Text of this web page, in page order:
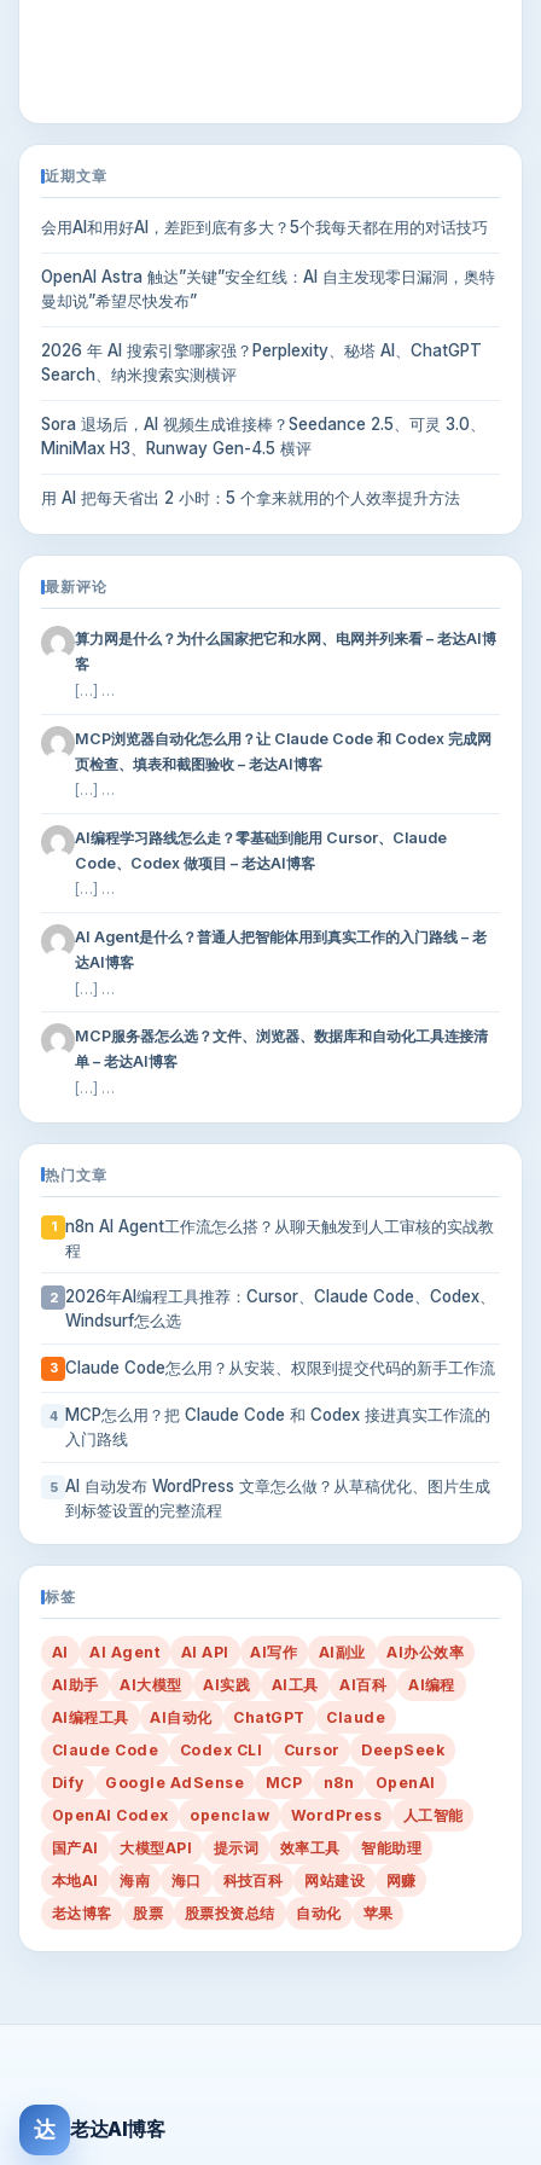
近期文章
会用AI和用好AI，差距到底有多大？5个我每天都在用的对话技巧
OpenAI Astra 触达”关键”安全红线：AI 自主发现零日漏洞，奥特
曼却说”希望尽快发布”
2026 年 AI 搜索引擎哪家强？Perplexity、秘塔 AI、ChatGPT
Search、纳米搜索实测横评
Sora 退场后，AI 视频生成谁接棒？Seedance 2.5、可灵 3.0、
MiniMax H3、Runway Gen-4.5 横评
用 AI 把每天省出 2 小时：5 个拿来就用的个人效率提升方法
最新评论
算力网是什么？为什么国家把它和水网、电网并列来看 – 老达AI博
客
[…] …
MCP浏览器自动化怎么用？让 Claude Code 和 Codex 完成网
页检查、填表和截图验收 – 老达AI博客
[…] …
AI编程学习路线怎么走？零基础到能用 Cursor、Claude
Code、Codex 做项目 – 老达AI博客
[…] …
AI Agent是什么？普通人把智能体用到真实工作的入门路线 – 老
达AI博客
[…] …
MCP服务器怎么选？文件、浏览器、数据库和自动化工具连接清
单 – 老达AI博客
[…] …
热门文章
1
n8n AI Agent工作流怎么搭？从聊天触发到人工审核的实战教
程
2 2026年AI编程工具推荐：Cursor、Claude Code、Codex、
Windsurf怎么选
3 Claude Code怎么用？从安装、权限到提交代码的新手工作流
4
MCP怎么用？把 Claude Code 和 Codex 接进真实工作流的
入门路线
5 AI 自动发布 WordPress 文章怎么做？从草稿优化、图片生成
到标签设置的完整流程
标签
AI AI Agent AI API AI写作 AI副业
AI办公效率
AI助手
AI大模型 AI实践 AI工具 AI百科
AI编程
AI编程工具
AI自动化 ChatGPT
Claude
Claude Code
Codex CLI Cursor
DeepSeek
Dify
Google AdSense MCP n8n
OpenAI
OpenAI Codex
openclaw WordPress
人工智能
国产AI
大模型API 提示词 效率工具
智能助理
本地AI
海南 海口 科技百科 网站建设
网赚
老达博客
股票 股票投资总结 自动化 苹果
达 老达AI博客